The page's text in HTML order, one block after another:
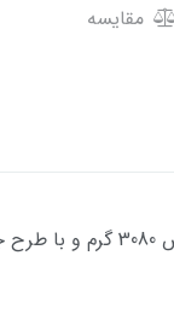
مقایسه
پتو دو نفره دو رو با دو طرح متفاوت